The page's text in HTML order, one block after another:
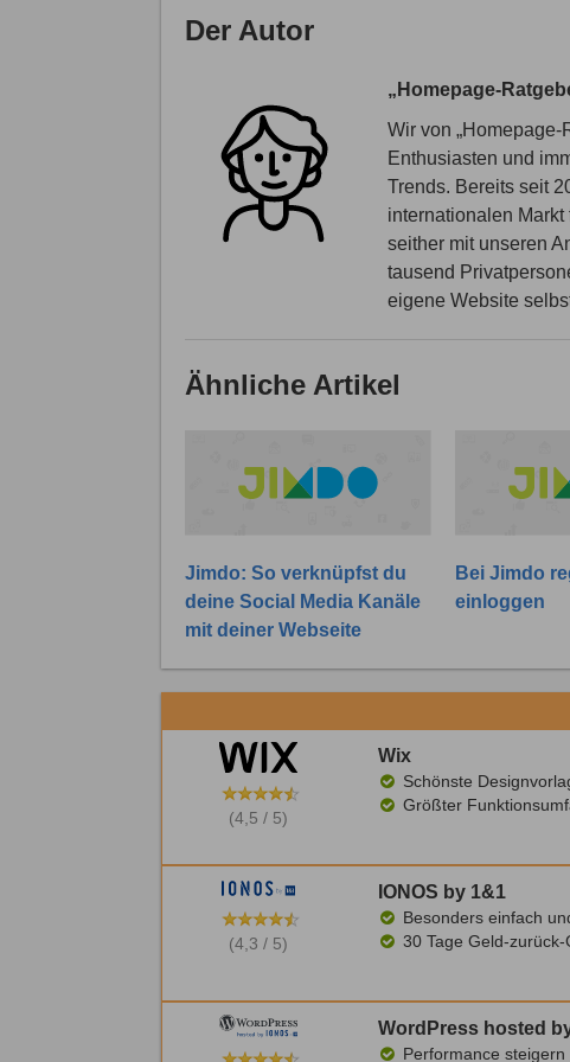
Der Autor
„Homepage-
Wir von „Homepage-
Enthusiasten und
Trends. Bereits seit
internationalen
seither mit unseren
tausend
eigene Website
Ähnliche Artikel
Jimdo: So verknüpfst du
deine Social Media Kanäle
mit deiner Webseite
Bei Jimdo
einloggen
(4,5 / 5)
Wix
Schönste
Größter
(4,3 / 5)
IONOS by 1&1
Besonders einfach
30 Tage Geld-zurück-
WordPress hosted
Performance